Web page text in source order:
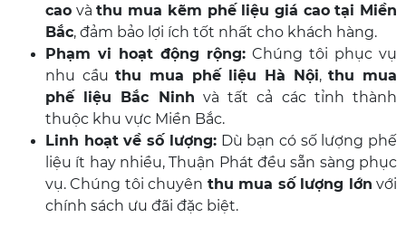
cao vàthu mua kẽm phế liệu giá cao tại Miền
Bắc, đảm bảo lợi ích tốt nhất cho khách hàng.
Phạm vi hoạt động rộng: Chúng tôi phục vụ
nhu cầuthu mua phế liệu Hà Nội,thu mua
phế liệu Bắc Ninh và tất cả các tỉnh thành
thuộc khu vực Miền Bắc.
Linh hoạt về số lượng:Dù bạn có số lượng phế
liệu ít hay nhiều, Thuận Phát đều sẵn sàng phục
vụ. Chúng tôi chuyên thu mua số lượng lớn với
chính sách ưu đãi đặc biệt.